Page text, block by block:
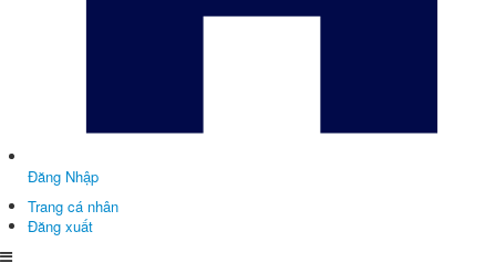
Đăng Nhập
Trang cá nhân
Đăng xuất